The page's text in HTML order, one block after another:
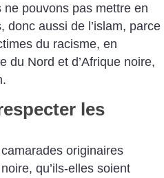
ne pouvons pas mettre en
aussi de l’islam, parce
du racisme, en
du Nord et d’Afrique noire,
les
originaires
qu’ils-elles soient